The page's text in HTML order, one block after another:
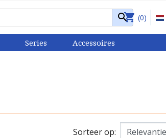
shopping_cart (0)
Series Accessoires
Sorteer op: